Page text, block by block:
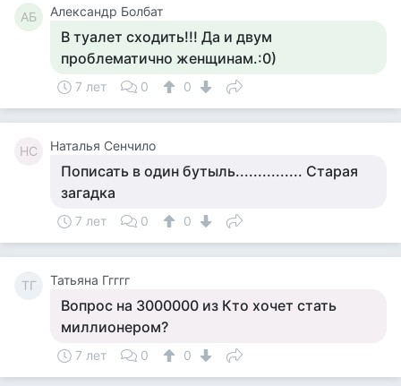
АБ Александр Болбат
В туалет сходить!!! Да и двум
проблематично женщинам.:0)
7 лет 0 0
НС Наталья Сенчило
Пописать в один бутыль............... Старая
загадка
7 лет 0 0
ТГ Татьяна Ггггг
Вопрос на 3000000 из Кто хочет стать
миллионером?
7 лет 0 0